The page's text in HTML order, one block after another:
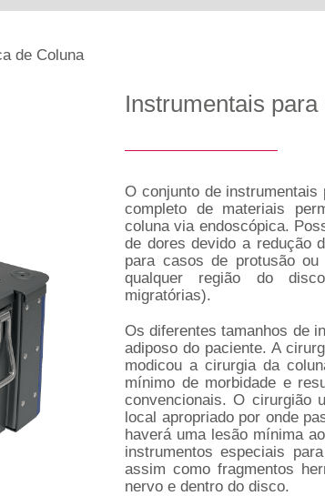
de Coluna
Instrumentais
O conjunto de
completo de materiais
coluna via endoscópica.
de dores devido a redução
para casos de protusão
qualquer região do
migratórias).
Os diferentes tamanhos de
adiposo do paciente. A
modicou a cirurgia da
mínimo de morbidade e
convencionais. O cirurgião
local apropriado por onde
haverá uma lesão mínima
instrumentos especiais
assim como fragmentos
nervo e dentro do disco.